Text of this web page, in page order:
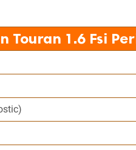
Touran 1.6 Fsi